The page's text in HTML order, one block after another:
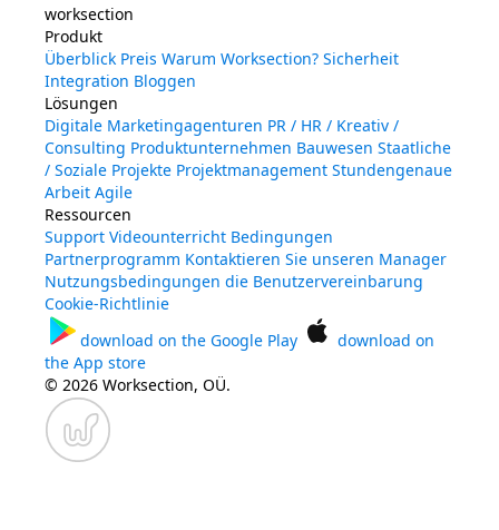
worksection
Produkt
Überblick Preis Warum Worksection? Sicherheit
Integration Bloggen
Lösungen
Digitale Marketingagenturen PR / HR / Kreativ /
Consulting Produktunternehmen Bauwesen Staatliche
/ Soziale Projekte Projektmanagement Stundengenaue
Arbeit Agile
Ressourcen
Support Videounterricht Bedingungen
Partnerprogramm Kontaktieren Sie unseren Manager
Nutzungsbedingungen die Benutzervereinbarung
Cookie-Richtlinie
download on the Google Play
download on
the App store
© 2026 Worksection, OÜ.